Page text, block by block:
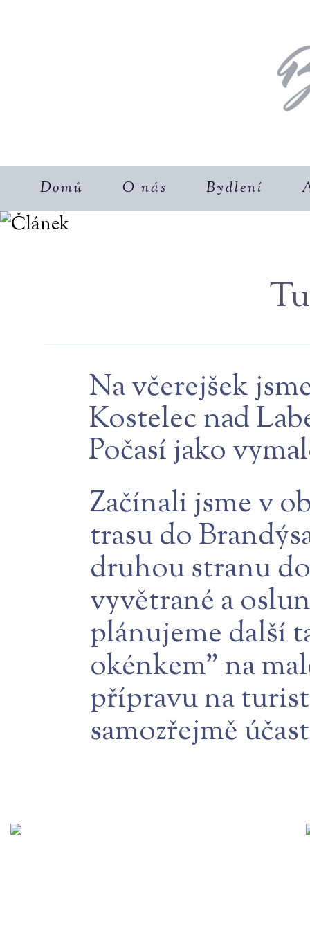
Domů O nás Bydlení
Na včerejšek
Kostelec nad
Počasí jako
Začínali jsme v
trasu do
druhou stranu
vyvětrané a
plánujeme další
okénkem" na
přípravu na
samozřejmě